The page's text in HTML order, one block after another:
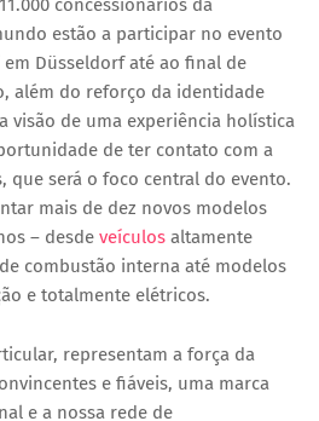
concessionários da
estão a participar no evento
em Düsseldorf até ao final de
além do reforço da identidade
visão de uma experiência holística
de ter contato com a
que será o foco central do evento.
mais de dez novos modelos
– desde veículos altamente
combustão interna até modelos
e totalmente elétricos.
representam a força da
e fiáveis, uma marca
e a nossa rede de